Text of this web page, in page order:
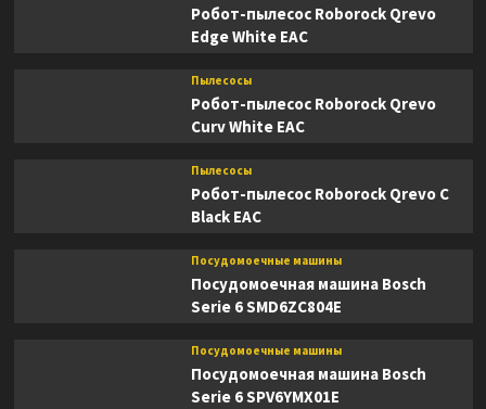
Робот-пылесос Roborock Qrevo
Edge White EAC
Пылесосы
Робот-пылесос Roborock Qrevo
Curv White EAC
Пылесосы
Робот-пылесос Roborock Qrevo C
Black EAC
Посудомоечные машины
Посудомоечная машина Bosch
Serie 6 SMD6ZC804E
Посудомоечные машины
Посудомоечная машина Bosch
Serie 6 SPV6YMX01E